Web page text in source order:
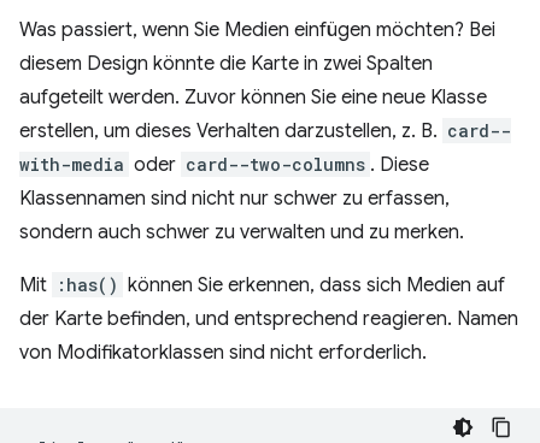
Was passiert, wenn Sie Medien einfügen möchten? Bei
diesem Design könnte die Karte in zwei Spalten
aufgeteilt werden. Zuvor können Sie eine neue Klasse
erstellen, um dieses Verhalten darzustellen, z. B. card--
with-media oder card--two-columns . Diese
Klassennamen sind nicht nur schwer zu erfassen,
sondern auch schwer zu verwalten und zu merken.
Mit :has() können Sie erkennen, dass sich Medien auf
der Karte befinden, und entsprechend reagieren. Namen
von Modifikatorklassen sind nicht erforderlich.